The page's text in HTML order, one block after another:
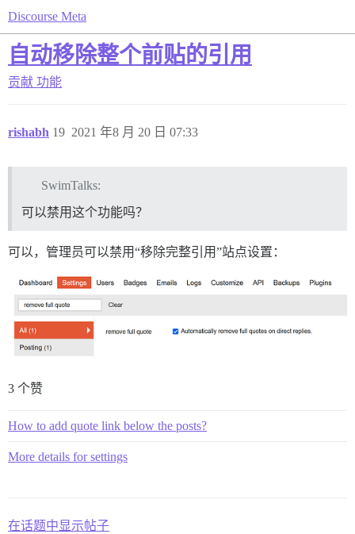
Discourse Meta
自动移除整个前贴的引用
贡献 功能
rishabh 2021 年8 月 20 日 07:33
19
SwimTalks:
可以禁用这个功能吗？
可以，管理员可以禁用“移除完整引用”站点设置：
3 个赞
How to add quote link below the posts?
More details for settings
在话题中显示帖子